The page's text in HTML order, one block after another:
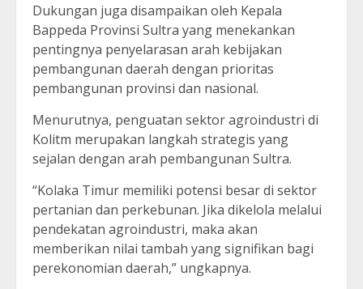
Dukungan juga disampaikan oleh Kepala
Bappeda Provinsi Sultra yang menekankan
pentingnya penyelarasan arah kebijakan
pembangunan daerah dengan prioritas
pembangunan provinsi dan nasional.
Menurutnya, penguatan sektor agroindustri di
Kolitm merupakan langkah strategis yang
sejalan dengan arah pembangunan Sultra.
“Kolaka Timur memiliki potensi besar di sektor
pertanian dan perkebunan. Jika dikelola melalui
pendekatan agroindustri, maka akan
memberikan nilai tambah yang signifikan bagi
perekonomian daerah,” ungkapnya.